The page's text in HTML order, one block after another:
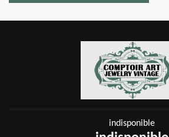
indisponible